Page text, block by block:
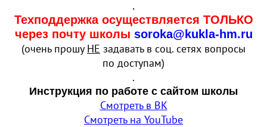
.
Техподдержка осуществляется ТОЛЬКО
через почту школы soroka@kukla-hm.ru
(очень прошу НЕ задавать в соц. сетях вопросы
по доступам)
.
Инструкция по работе с сайтом школы
Смотреть в ВК
Смотреть на YouTube